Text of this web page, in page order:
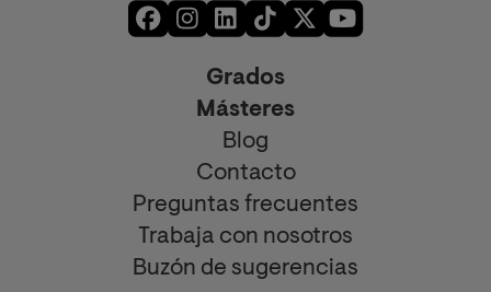
Grados
Másteres
Blog
Contacto
Preguntas frecuentes
Trabaja con nosotros
Buzón de sugerencias